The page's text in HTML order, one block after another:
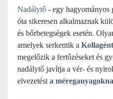
Nadálytő - egy hagyományos
óta sikeresen alkalmaznak
és bőrbetegségek esetén.
amelyek serkentik a Kollagént
megelőzik a fertőzéseket és
nadálytő javítja a vér- és
elvezetést a